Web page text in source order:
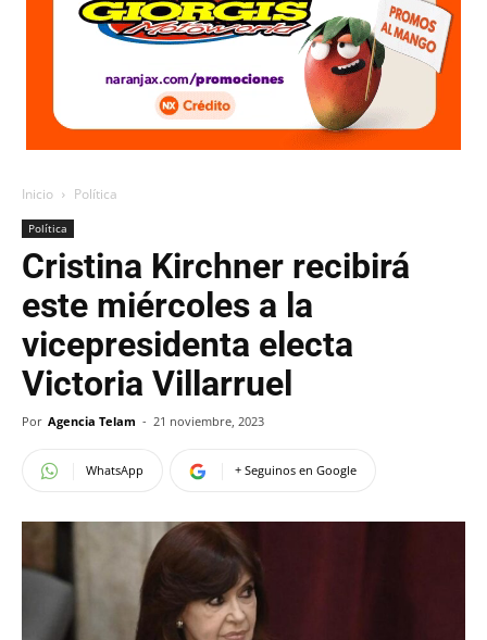
Inicio Política
Política
Cristina Kirchner recibirá
este miércoles a la
vicepresidenta electa
Victoria Villarruel
Por Agencia Telam - 21 noviembre, 2023
WhatsApp + Seguinos en Google